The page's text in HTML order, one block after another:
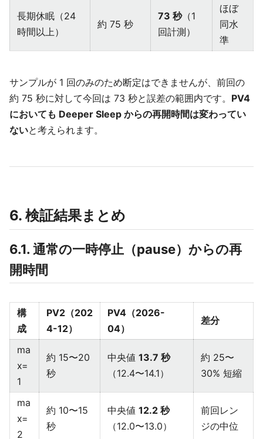
長期休眠（24
時間以上）
約 75 秒
73 秒（1
回計測）
ほぼ
同水
準
サンプルが 1 回のみのため断定はできませんが、前回の
約 75 秒に対して今回は 73 秒と誤差の範囲内です。 PV4
においても Deeper Sleep からの再開時間は変わってい
ないと考えられます。
6. 検証結果まとめ
6.1. 通常の一時停止（pause）からの再
開時間
構
成
PV2（202
4-12）
PV4（2026-
04）
差分
ma
x=
1
約 15〜20
秒
中央値 13.7 秒
（12.4〜14.1）
約 25〜
30% 短縮
ma
x=
2
約 10〜15
秒
中央値 12.2 秒
（12.0〜13.0）
前回レン
ジの中位